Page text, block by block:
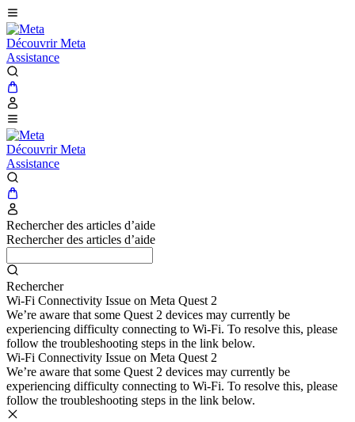
Découvrir Meta
Assistance
Découvrir Meta
Assistance
Rechercher des articles d’aide
Rechercher des articles d’aide
Rechercher
Wi-Fi Connectivity Issue on Meta Quest 2
We’re aware that some Quest 2 devices may currently be
experiencing difficulty connecting to Wi-Fi. To resolve this, please
follow the troubleshooting steps in the link below.
Wi-Fi Connectivity Issue on Meta Quest 2
We’re aware that some Quest 2 devices may currently be
experiencing difficulty connecting to Wi-Fi. To resolve this, please
follow the troubleshooting steps in the link below.